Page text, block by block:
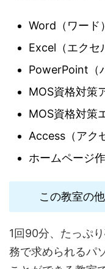
Word（ワード
Excel（エクセ
PowerPoint（
MOS資格対策
MOS資格対策
Access（アク
ホームページ
この教室の
1回90分、たっぷ
務で求められるパ